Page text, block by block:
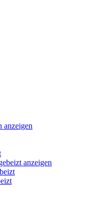
anzeigen
anzeigen